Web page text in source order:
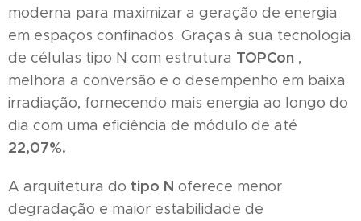
moderna para maximizar a geração de energia
em espaços confinados. Graças à sua tecnologia
de células tipo N com estrutura TOPCon ,
melhora a conversão e o desempenho em baixa
irradiação, fornecendo mais energia ao longo do
dia com uma eficiência de módulo de até
22,07%.
A arquitetura do tipo N oferece menor
degradação e maior estabilidade de